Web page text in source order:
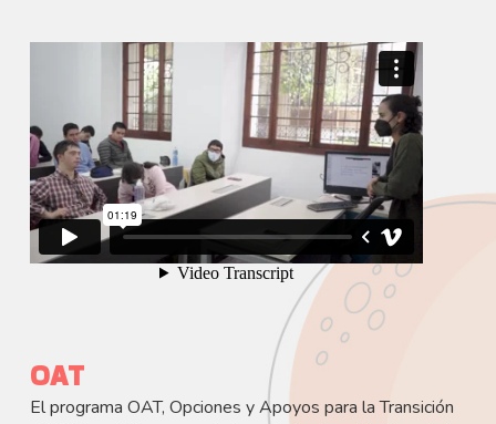
OAT
El programa OAT, Opciones y Apoyos para la Transición